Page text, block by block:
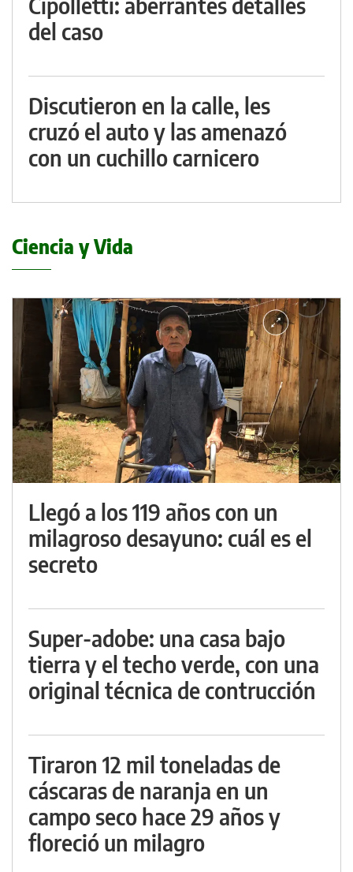
del caso
Discutieron en la calle, les
cruzó el auto y las amenazó
con un cuchillo carnicero
Ciencia y Vida
Llegó a los 119 años con un
milagroso desayuno: cuál es el
secreto
Super-adobe: una casa bajo
tierra y el techo verde, con una
original técnica de contrucción
Tiraron 12 mil toneladas de
cáscaras de naranja en un
campo seco hace 29 años y
floreció un milagro